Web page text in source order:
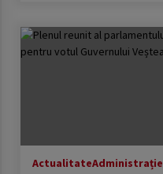
ActualitateAdministrație